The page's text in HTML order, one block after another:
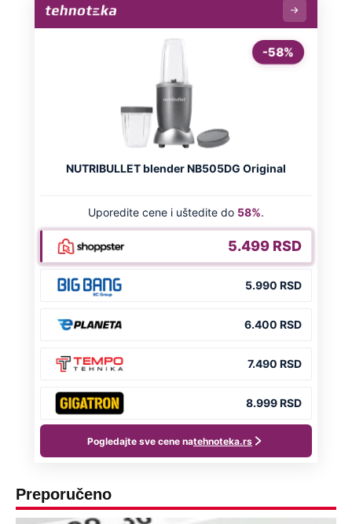
Preporučeno